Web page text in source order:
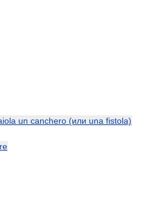
un canchero (или una fistola)